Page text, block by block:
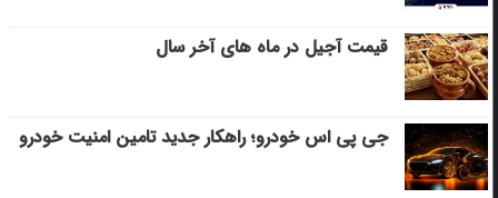
قیمت آجیل در ماه های آخر سال
جی پی اس خودرو؛ راهکار جدید تامین امنیت خودرو